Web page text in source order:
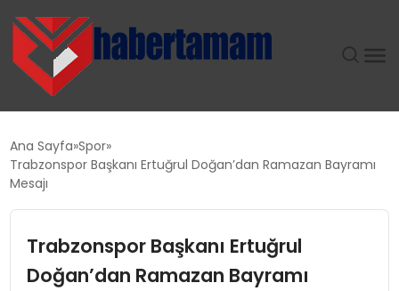
TEKNOLOJI
SAĞLIK
Ana Sayfa Spor
Trabzonspor Başkanı Ertuğrul Doğan’dan Ramazan Bayramı
Mesajı
Trabzonspor Başkanı Ertuğrul
Doğan’dan Ramazan Bayramı